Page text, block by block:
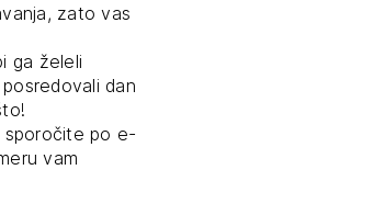
zato vas
ga želeli
dan
sporočite po e-
vam